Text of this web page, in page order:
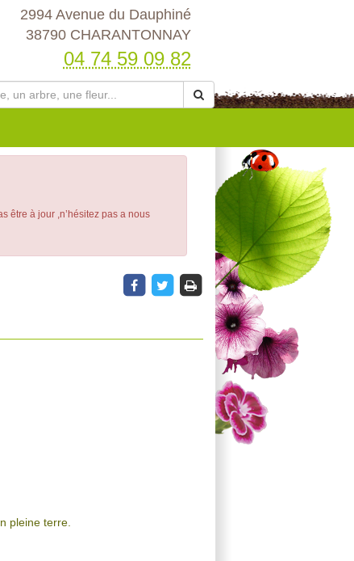
2994 Avenue du Dauphiné
38790 CHARANTONNAY
04 74 59 09 82
être à jour ,n’hésitez pas a nous
pleine terre.